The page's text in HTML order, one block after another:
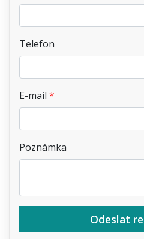
Telefon
E-mail
Poznámka
Odeslat